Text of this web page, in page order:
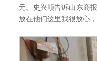
元。史兴顺告诉山东商
放在他们这里我很放心